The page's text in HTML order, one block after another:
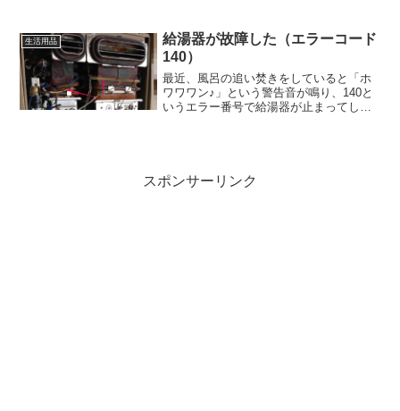
ますよね。我が家でも台風とは無関係で
すが、17年...
生活用品
給湯器が故障した（エラーコード
140）
最近、風呂の追い焚きをしていると「ホ
ワワワン♪」という警告音が鳴り、140と
いうエラー番号で給湯器が止まってしま
スポンサーリンク